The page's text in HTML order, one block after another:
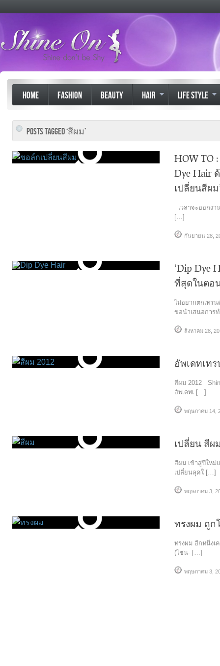
HOME FASHION BEAUTY HAIR LIFE STYLE
POSTS TAGGED ‘สีผม’
HOW TO
Dye Hair
เปลี่ยนสีผม
เวลาจะออกงา
[…]
กันยายน 28,
‘Dip Dye
ที่สุดในตอ
ไม่อยากตกเทร
ขอนำเสนอการ
สิงหาคม 28,
อัพเดทเทร
สีผม 2012
อัพเดทเ […]
พฤษภาคม 14,
เปลี่ยน สีผ
สีผม เข้าสู่ปีใหม่
เปลี่ยนลุคใ […]
พฤษภาคม 3,
ทรงผม ถูก
ทรงผม อีกหนึ่งเ
(ไชน- […]
พฤษภาคม 3,